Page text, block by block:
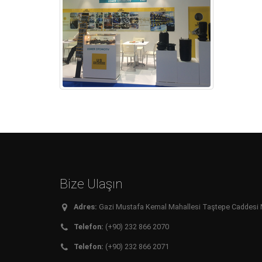
Bize Ulaşın
Adres: Gazi Mustafa Kemal Mahallesi Taştepe Caddesi
Telefon: (+90) 232 866 2070
Telefon: (+90) 232 866 2071